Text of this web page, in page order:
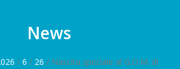
News
/ 6 / 26 / Nascita speciale al G.O.M. di